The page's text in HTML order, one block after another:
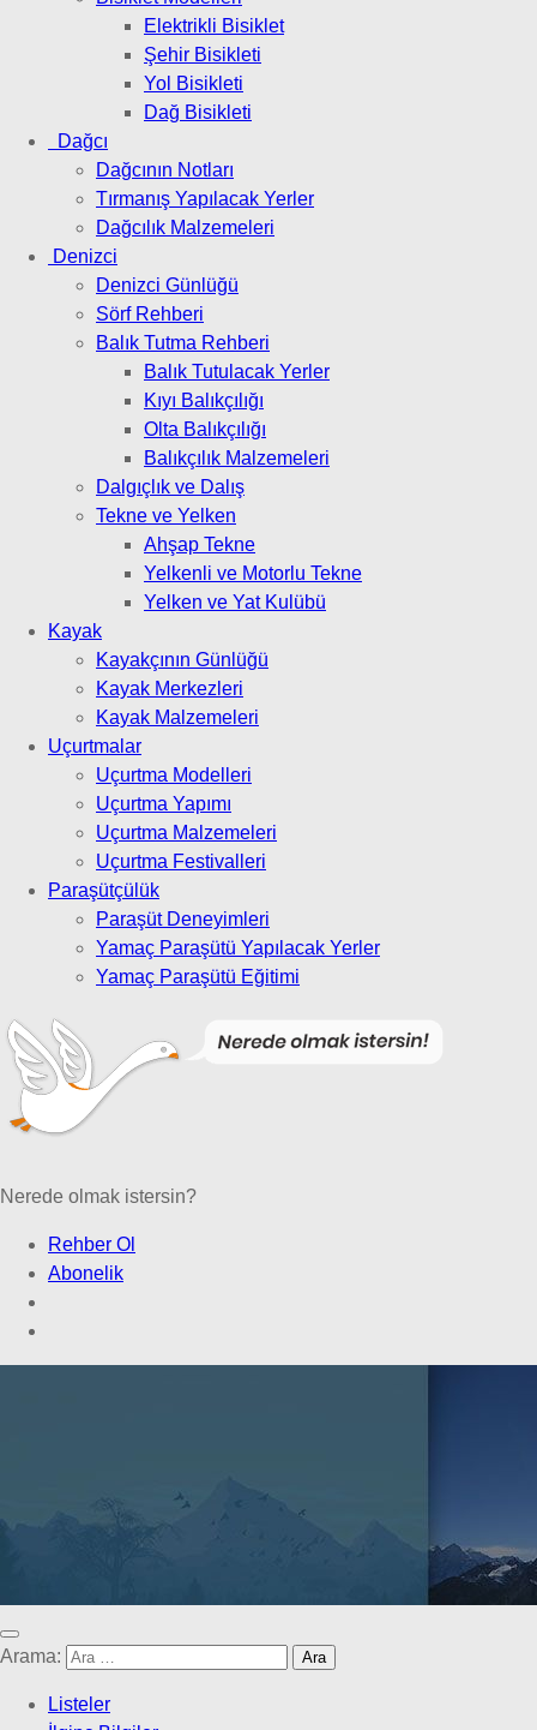
Elektrikli Bisiklet
Şehir Bisikleti
Yol Bisikleti
Dağ Bisikleti
Dağcı
Dağcının Notları
Tırmanış Yapılacak Yerler
Dağcılık Malzemeleri
Denizci
Denizci Günlüğü
Sörf Rehberi
Balık Tutma Rehberi
Balık Tutulacak Yerler
Kıyı Balıkçılığı
Olta Balıkçılığı
Balıkçılık Malzemeleri
Dalgıçlık ve Dalış
Tekne ve Yelken
Ahşap Tekne
Yelkenli ve Motorlu Tekne
Yelken ve Yat Kulübü
Kayak
Kayakçının Günlüğü
Kayak Merkezleri
Kayak Malzemeleri
Uçurtmalar
Uçurtma Modelleri
Uçurtma Yapımı
Uçurtma Malzemeleri
Uçurtma Festivalleri
Paraşütçülük
Paraşüt Deneyimleri
Yamaç Paraşütü Yapılacak Yerler
Yamaç Paraşütü Eğitimi
Nerede olmak istersin?
Rehber Ol
Abonelik
Arama:
Listeler